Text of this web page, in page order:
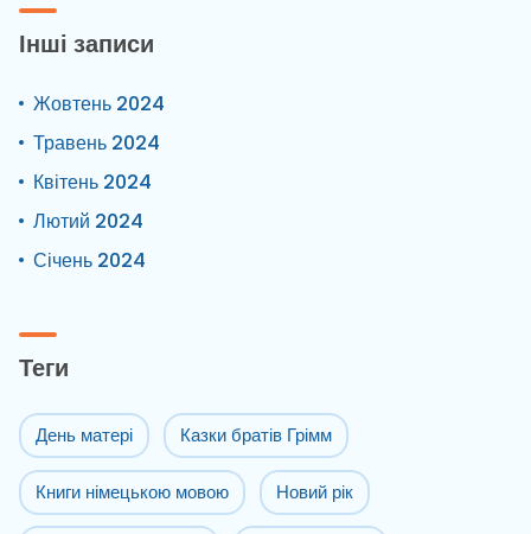
Інші записи
Жовтень 2024
Травень 2024
Квітень 2024
Лютий 2024
Січень 2024
Теги
День матері Казки братів Грімм
Книги німецькою мовою Новий рік